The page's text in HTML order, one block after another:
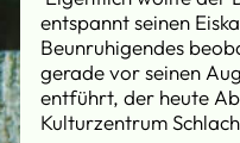
entspannt seinen
Beunruhigendes
gerade vor seinen
entführt, der heute
Kulturzentrum